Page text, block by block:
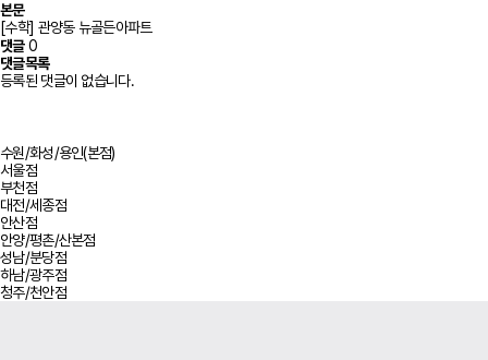
본문
[수학] 관양동 뉴골든아파트
댓글0
댓글목록
등록된 댓글이 없습니다.
수원/화성/용인(본점)
서울점
부천점
대전/세종점
안산점
안양/평촌/산본점
성남/분당점
하남/광주점
청주/천안점
사이트 정보